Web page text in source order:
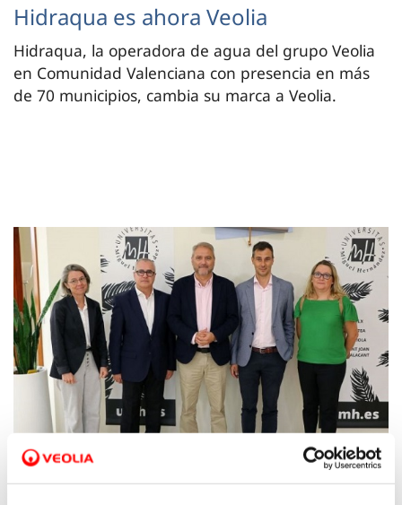
Hidraqua es ahora Veolia
Hidraqua, la operadora de agua del grupo Veolia
en Comunidad Valenciana con presencia en más
de 70 municipios, cambia su marca a Veolia.
06 JUL 2022